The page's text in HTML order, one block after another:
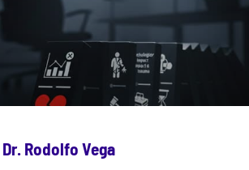
Dr. Rodolfo Vega